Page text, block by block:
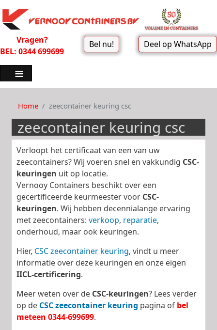
Vragen?
BEL: 0344 699699
Bel nu! Deel op WhatsApp
Home zeecontainer keuring csc
zeecontainer keuring csc
Verloopt het certificaat van een van uw
zeecontainers? Wij voeren snel en vakkundig CSC-
keuringen uit op locatie.
Vernooy Containers beschikt over een
gecertificeerde keurmeester voor CSC-
keuringen. Wij hebben decennialange ervaring
met zeecontainers: verkoop, reparatie,
onderhoud, maar ook keuringen.
Hier, CSC zeecontainer keuring, vindt u meer
informatie over deze keuringen en onze eigen
IICL-certificering.
Meer weten over de CSC-keuringen? Lees verder
op de CSC zeecontainer keuring pagina of bel
meteen 0344-699699.